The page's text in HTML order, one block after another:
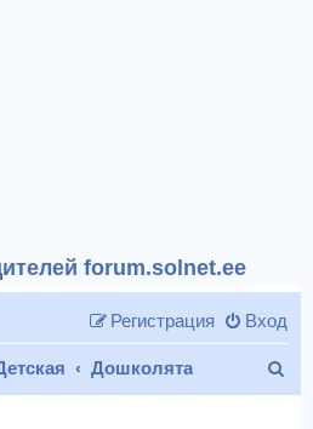
forum.solnet.ee
Вход
Регистрация
Дошколята